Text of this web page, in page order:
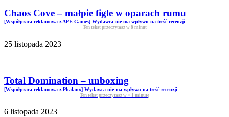
Chaos Cove – małpie figle w oparach rumu
[Współpraca reklamowa z APE Games] Wydawca nie ma wpływu na treść recenzji
Ten tekst przeczytasz w 8 minut
25 listopada 2023
Total Domination – unboxing
[Współpraca reklamowa z Phalanx] Wydawca nie ma wpływu na treść recenzji
Ten tekst przeczytasz w < 1 minutę
6 listopada 2023